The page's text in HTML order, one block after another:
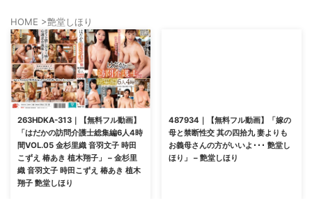
HOME >艶堂しほり
263HDKA-313｜【無料フル動画】
「はだかの訪問介護士総集編6人4時
間VOL.05 金杉里織 音羽文子 時田
こずえ 椿あき 植木翔子」 – 金杉里
織 音羽文子 時田こずえ 椿あき 植木
翔子 艶堂しほり
487934｜【無料フル動画】「嫁の
母と禁断性交 其の四拾九 妻よりも
お義母さんの方がいいよ･･･ 艶堂し
ほり」 – 艶堂しほり